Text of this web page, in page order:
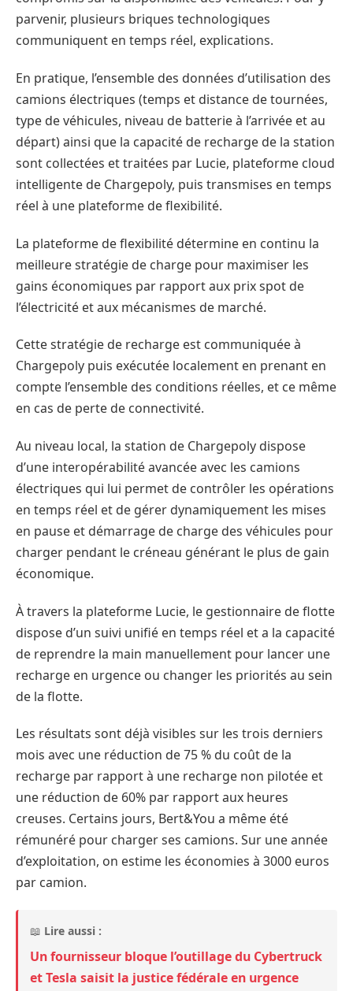
parvenir, plusieurs briques technologiques
communiquent en temps réel, explications.
En pratique, l’ensemble des données d’utilisation des
camions électriques (temps et distance de tournées,
type de véhicules, niveau de batterie à l’arrivée et au
départ) ainsi que la capacité de recharge de la station
sont collectées et traitées par Lucie, plateforme cloud
intelligente de Chargepoly, puis transmises en temps
réel à une plateforme de flexibilité.
La plateforme de flexibilité détermine en continu la
meilleure stratégie de charge pour maximiser les
gains économiques par rapport aux prix spot de
l’électricité et aux mécanismes de marché.
Cette stratégie de recharge est communiquée à
Chargepoly puis exécutée localement en prenant en
compte l’ensemble des conditions réelles, et ce même
en cas de perte de connectivité.
Au niveau local, la station de Chargepoly dispose
d’une interopérabilité avancée avec les camions
électriques qui lui permet de contrôler les opérations
en temps réel et de gérer dynamiquement les mises
en pause et démarrage de charge des véhicules pour
charger pendant le créneau générant le plus de gain
économique.
À travers la plateforme Lucie, le gestionnaire de flotte
dispose d’un suivi unifié en temps réel et a la capacité
de reprendre la main manuellement pour lancer une
recharge en urgence ou changer les priorités au sein
de la flotte.
Les résultats sont déjà visibles sur les trois derniers
mois avec une réduction de 75 % du coût de la
recharge par rapport à une recharge non pilotée et
une réduction de 60% par rapport aux heures
creuses. Certains jours, Bert&You a même été
rémunéré pour charger ses camions. Sur une année
d’exploitation, on estime les économies à 3000 euros
par camion.
📖 Lire aussi :
Un fournisseur bloque l’outillage du Cybertruck
et Tesla saisit la justice fédérale en urgence